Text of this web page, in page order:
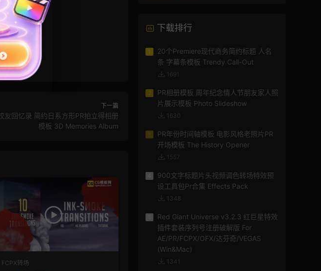
下一篇
友回忆录 简约日系方形PR拍立得相册
模板 3D Memories Album
FCPX转场
下载排行
1
20个Premiere现代商务简约标题 人名
条 字幕条模板 Trendy Call-Out
1691
2
PR相册模板 周年纪念情人节朋友家人照
片展示模板 Photo Slideshow
1630
3
PR年份时间轴模板 电影风格老照片PR
开场模板 The History Opener
1557
900文字标题片头视频调色转场特效预
设工具包Pr合集 Effects Pack
1348
Red Giant Universe v3.2.3 红巨星特效
插件套装序列号注册破解版 For
AE/PR/FCPX/OFX/达芬奇/VEGAS
(Win&Mac)
1341